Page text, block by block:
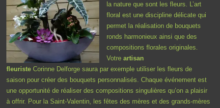
la nature que sont les fleurs. L’art
floral est une discipline délicate qui
permet la réalisation de bouquets
ronds harmonieux ainsi que des
compositions florales originales.
Votreartisan
fleuriste Corinne Delforge saura par exemple utiliser les fleurs de
saison pour créer des bouquets personnalisés. Chaque événement est
une opportunité de réaliser des compositions singulières qu’on a plaisir
à offrir. Pour la Saint-Valentin, les fêtes des mères et des grands-mères